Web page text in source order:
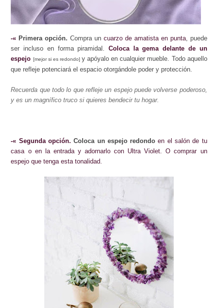
-«Primera opción. Compra uncuarzo de amatista en punta, puede
ser incluso en forma piramidal. Coloca la gema delante de un
espejo [mejor si es redondo] y apóyalo en cualquier mueble. Todo aquello
que refleje potenciará el espacio otorgándole poder y protección.
Recuerda que todo lo que refleje un espejo puede volverse poderoso,
y es un magnífico truco si quieres bendecir tu hogar.
-« Segunda opción.Coloca un espejo redondo en el salón de tu
casa o en la entrada y adornarlo con Ultra Violet. O comprar un
espejo que tenga esta tonalidad.